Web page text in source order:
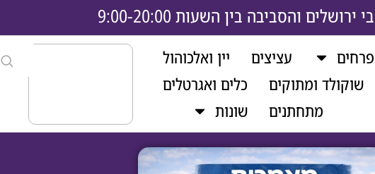
והסביבה בין השעות 9:00-20:00
פרחים עציצים
יין ואלכוהול
שוקולד ומתוקים
כלים ואגרטלים
מתחתנים
שונות